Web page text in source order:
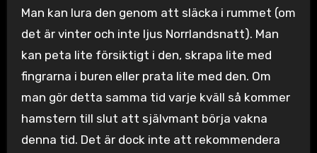
Man kan lura den genom att släcka i rummet (om
det är vinter och inte ljus Norrlandsnatt). Man
kan peta lite försiktigt i den, skrapa lite med
fingrarna i buren eller prata lite med den. Om
man gör detta samma tid varje kväll så kommer
hamstern till slut att självmant börja vakna
denna tid. Det är dock inte att rekommendera